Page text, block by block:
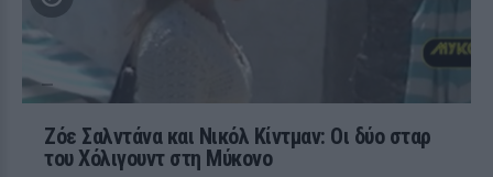
Ζόε Σαλντάνα και Νικόλ Κίντμαν: Οι δύο σταρ
του Χόλιγουντ στη Μύκονο